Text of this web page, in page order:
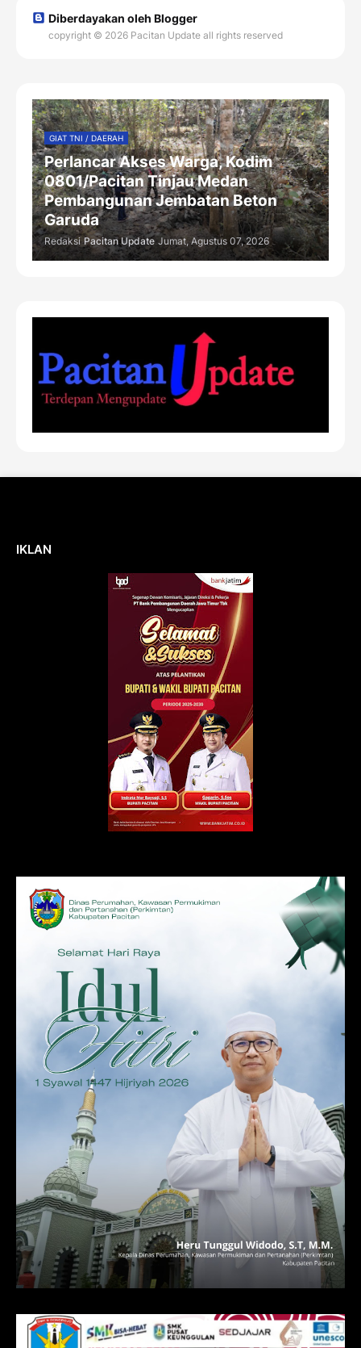
Diberdayakan oleh Blogger
copyright © 2026 Pacitan Update all rights reserved
GIAT TNI / DAERAH
Perlancar Akses Warga, Kodim
0801/Pacitan Tinjau Medan
Pembangunan Jembatan Beton
Garuda
Redaksi Pacitan Update Jumat, Agustus 07, 2026
IKLAN